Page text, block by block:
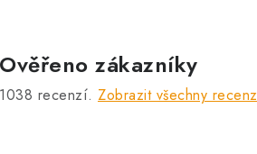
Ověřeno zákazníky
1038 recenzí. Zobrazit všechny